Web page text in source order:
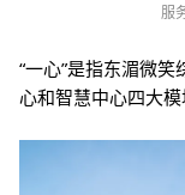
服
“一心”是指东湄微
心和智慧中心四大模